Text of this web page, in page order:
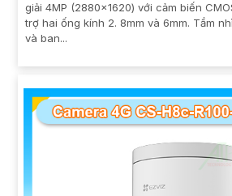
giải 4MP (2880x1620) với cảm biến
trợ hai ống kính 2. 8mm và 6mm. Tầm
và ban...